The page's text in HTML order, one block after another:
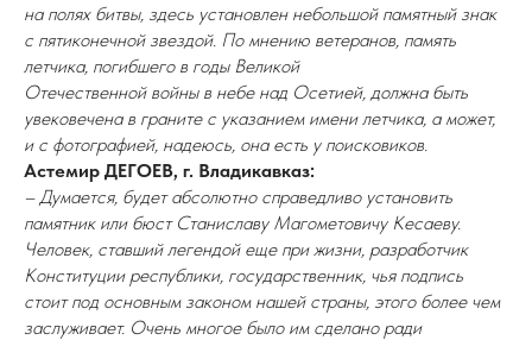
на полях битвы, здесь установлен небольшой памятный знак
с пятиконечной звездой. По мнению ветеранов, память
летчика, погибшего в годы Великой
Отечественной войны в небе над Осетией, должна быть
увековечена в граните с указанием имени летчика, а может,
и с фотографией, надеюсь, она есть у поисковиков.
Астемир ДЕГОЕВ, г. Владикавказ:
– Думается, будет абсолютно справедливо установить
памятник или бюст Станиславу Магометовичу Кесаеву.
Человек, ставший легендой еще при жизни, разработчик
Конституции республики, государственник, чья подпись
стоит под основным законом нашей страны, этого более чем
заслуживает. Очень многое было им сделано ради